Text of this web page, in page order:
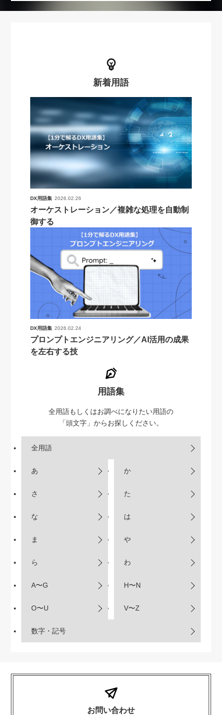
新着用語
DX用語集 2026.02.26
オーケストレーション／複雑な処理を自動制
御する
DX用語集 2026.02.24
プロンプトエンジニアリング／AI活用の成果
を左右する技
用語集
全用語もしくはお調べになりたい用語の
「頭文字」からお探しください。
全用語
あ か
さ た
な は
ま や
ら わ
A〜G H〜N
O〜U V〜Z
数字・記号
お問い合わせ